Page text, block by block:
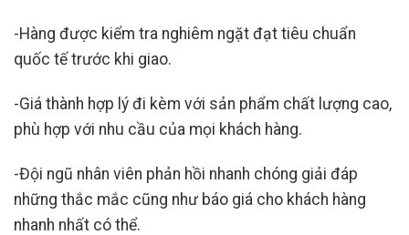
-Hàng được kiểm tra nghiêm ngặt đạt tiêu chuẩn
quốc tế trước khi giao.
-Giá thành hợp lý đi kèm với sản phẩm chất lượng cao,
phù hợp với nhu cầu của mọi khách hàng.
-Đội ngũ nhân viên phản hồi nhanh chóng giải đáp
những thắc mắc cũng như báo giá cho khách hàng
nhanh nhất có thể.